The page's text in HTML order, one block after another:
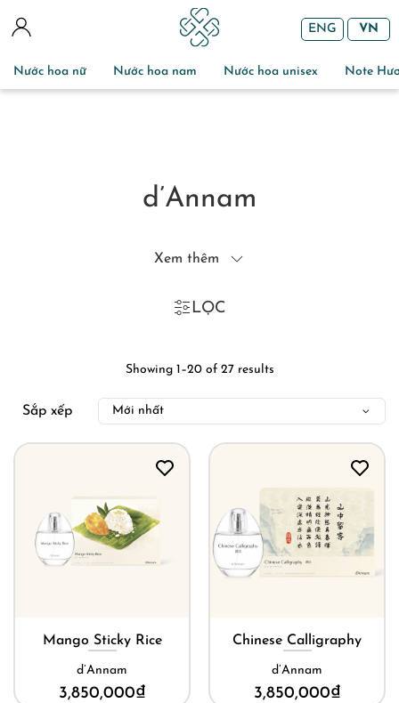
Nước hoa nữ Nước hoa nam Nước hoa unisex Note
ENG VN
d’Annam
Xem thêm
LỌC
Showing 1–20 of 27 results
Sắp xếp
Mango Sticky Rice
d’Annam
3,850,000₫
Chinese Calligraphy
d’Annam
3,850,000₫